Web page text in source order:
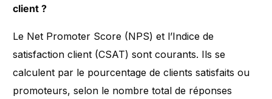
client ?
Le Net Promoter Score (NPS) et l’Indice de
satisfaction client (CSAT) sont courants. Ils se
calculent par le pourcentage de clients satisfaits ou
promoteurs, selon le nombre total de réponses